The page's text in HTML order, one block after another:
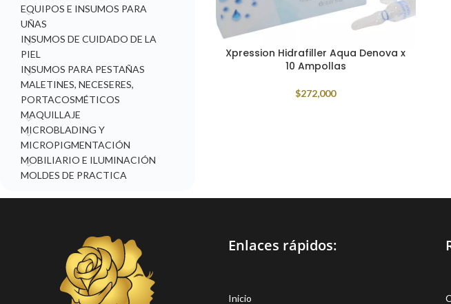
EQUIPOS E INSUMOS PARA
UÑAS
INSUMOS DE CUIDADO DE LA
PIEL
INSUMOS PARA PESTAÑAS
MALETINES, NECESERES,
PORTACOSMÉTICOS
MAQUILLAJE
MICROBLADING Y
MICROPIGMENTACIÓN
MOBILIARIO E ILUMINACIÓN
MOLDES DE PRACTICA
Xpression Hidrafiller Aqua Denova x
10 Ampollas
$272,000
Enlaces rápidos:
Inicio